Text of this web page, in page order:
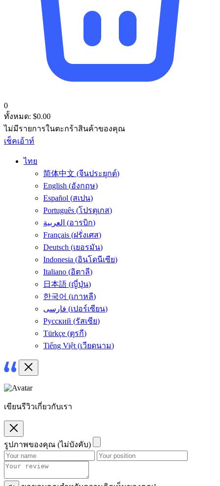
0
ทั้งหมด: $0.00
ไม่มีรายการในตะกร้าสินค้าของคุณ
เช็คเอ้าท์
ไทย
简体中文 (จีนประยุกต์)
English (อังกฤษ)
Español (สเปน)
Português (โปรตุเกส)
العربية (อารบิก)
Français (ฝรั่งเศส)
Deutsch (เยอรมัน)
Indonesia (อินโดนีเซีย)
Italiano (อิตาลี)
日本語 (ญี่ปุ่น)
한국어 (เกาหลี)
فارسی (เปอร์เซียน)
Русский (รัสเซีย)
Türkçe (ตุรกี)
Tiếng Việt (เวียดนาม)
เขียนรีวิวเกี่ยวกับเรา
รูปภาพของคุณ (ไม่บังคับ)